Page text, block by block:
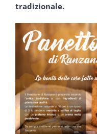
tradizionale.